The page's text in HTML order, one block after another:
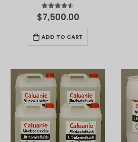
4.50out of 5
$7,500.00
ADD TO CART